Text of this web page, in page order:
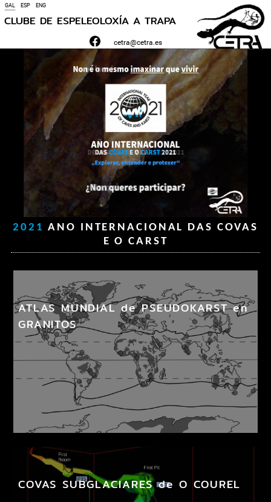
ENG
ESP
GAL
CLUBE DE ESPELEOLOXÍA A TRAPA
cetra@cetra.es
2021 ANO INTERNACIONAL DAS COVAS
E O CARST
ATLAS MUNDIAL de PSEUDOKARST en
GRANITOS
COVAS SUBGLACIARES de O COUREL